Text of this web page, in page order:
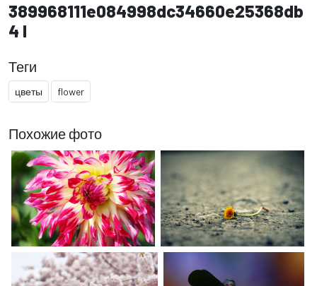
389968111e084998dc34660e25368db
4 l
Теги
цветы flower
Похожие фото